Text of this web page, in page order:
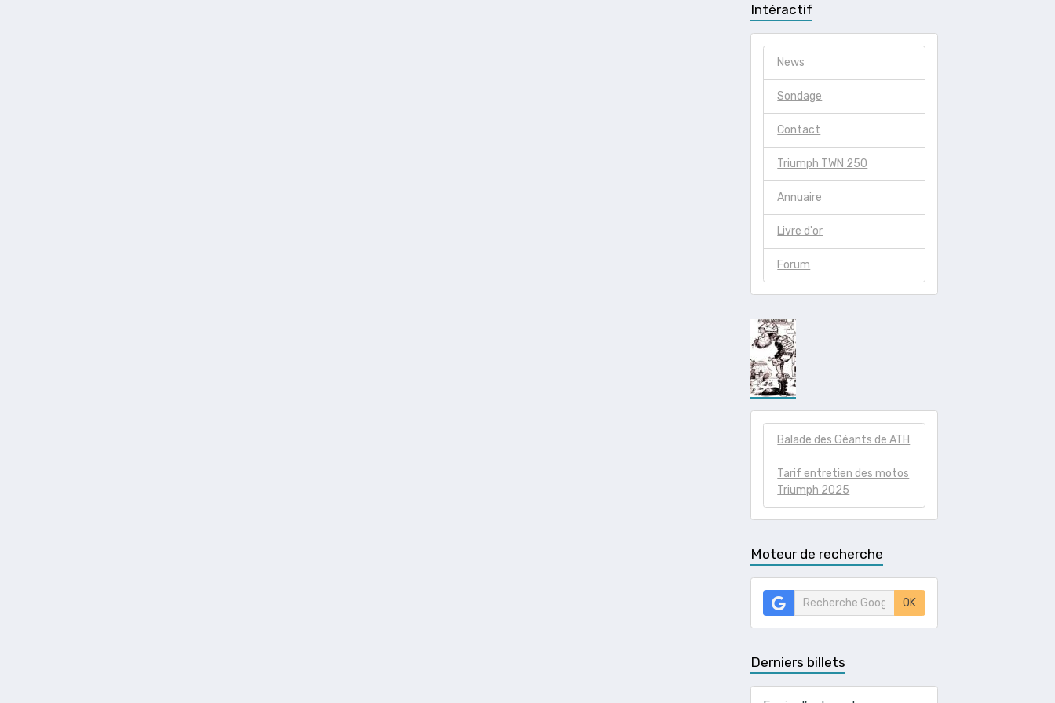
Intéractif
News
Sondage
Contact
Triumph TWN 250
Annuaire
Livre d'or
Forum
Balade des Géants de ATH
Tarif entretien des motos
Triumph 2025
Moteur de recherche
OK
Derniers billets